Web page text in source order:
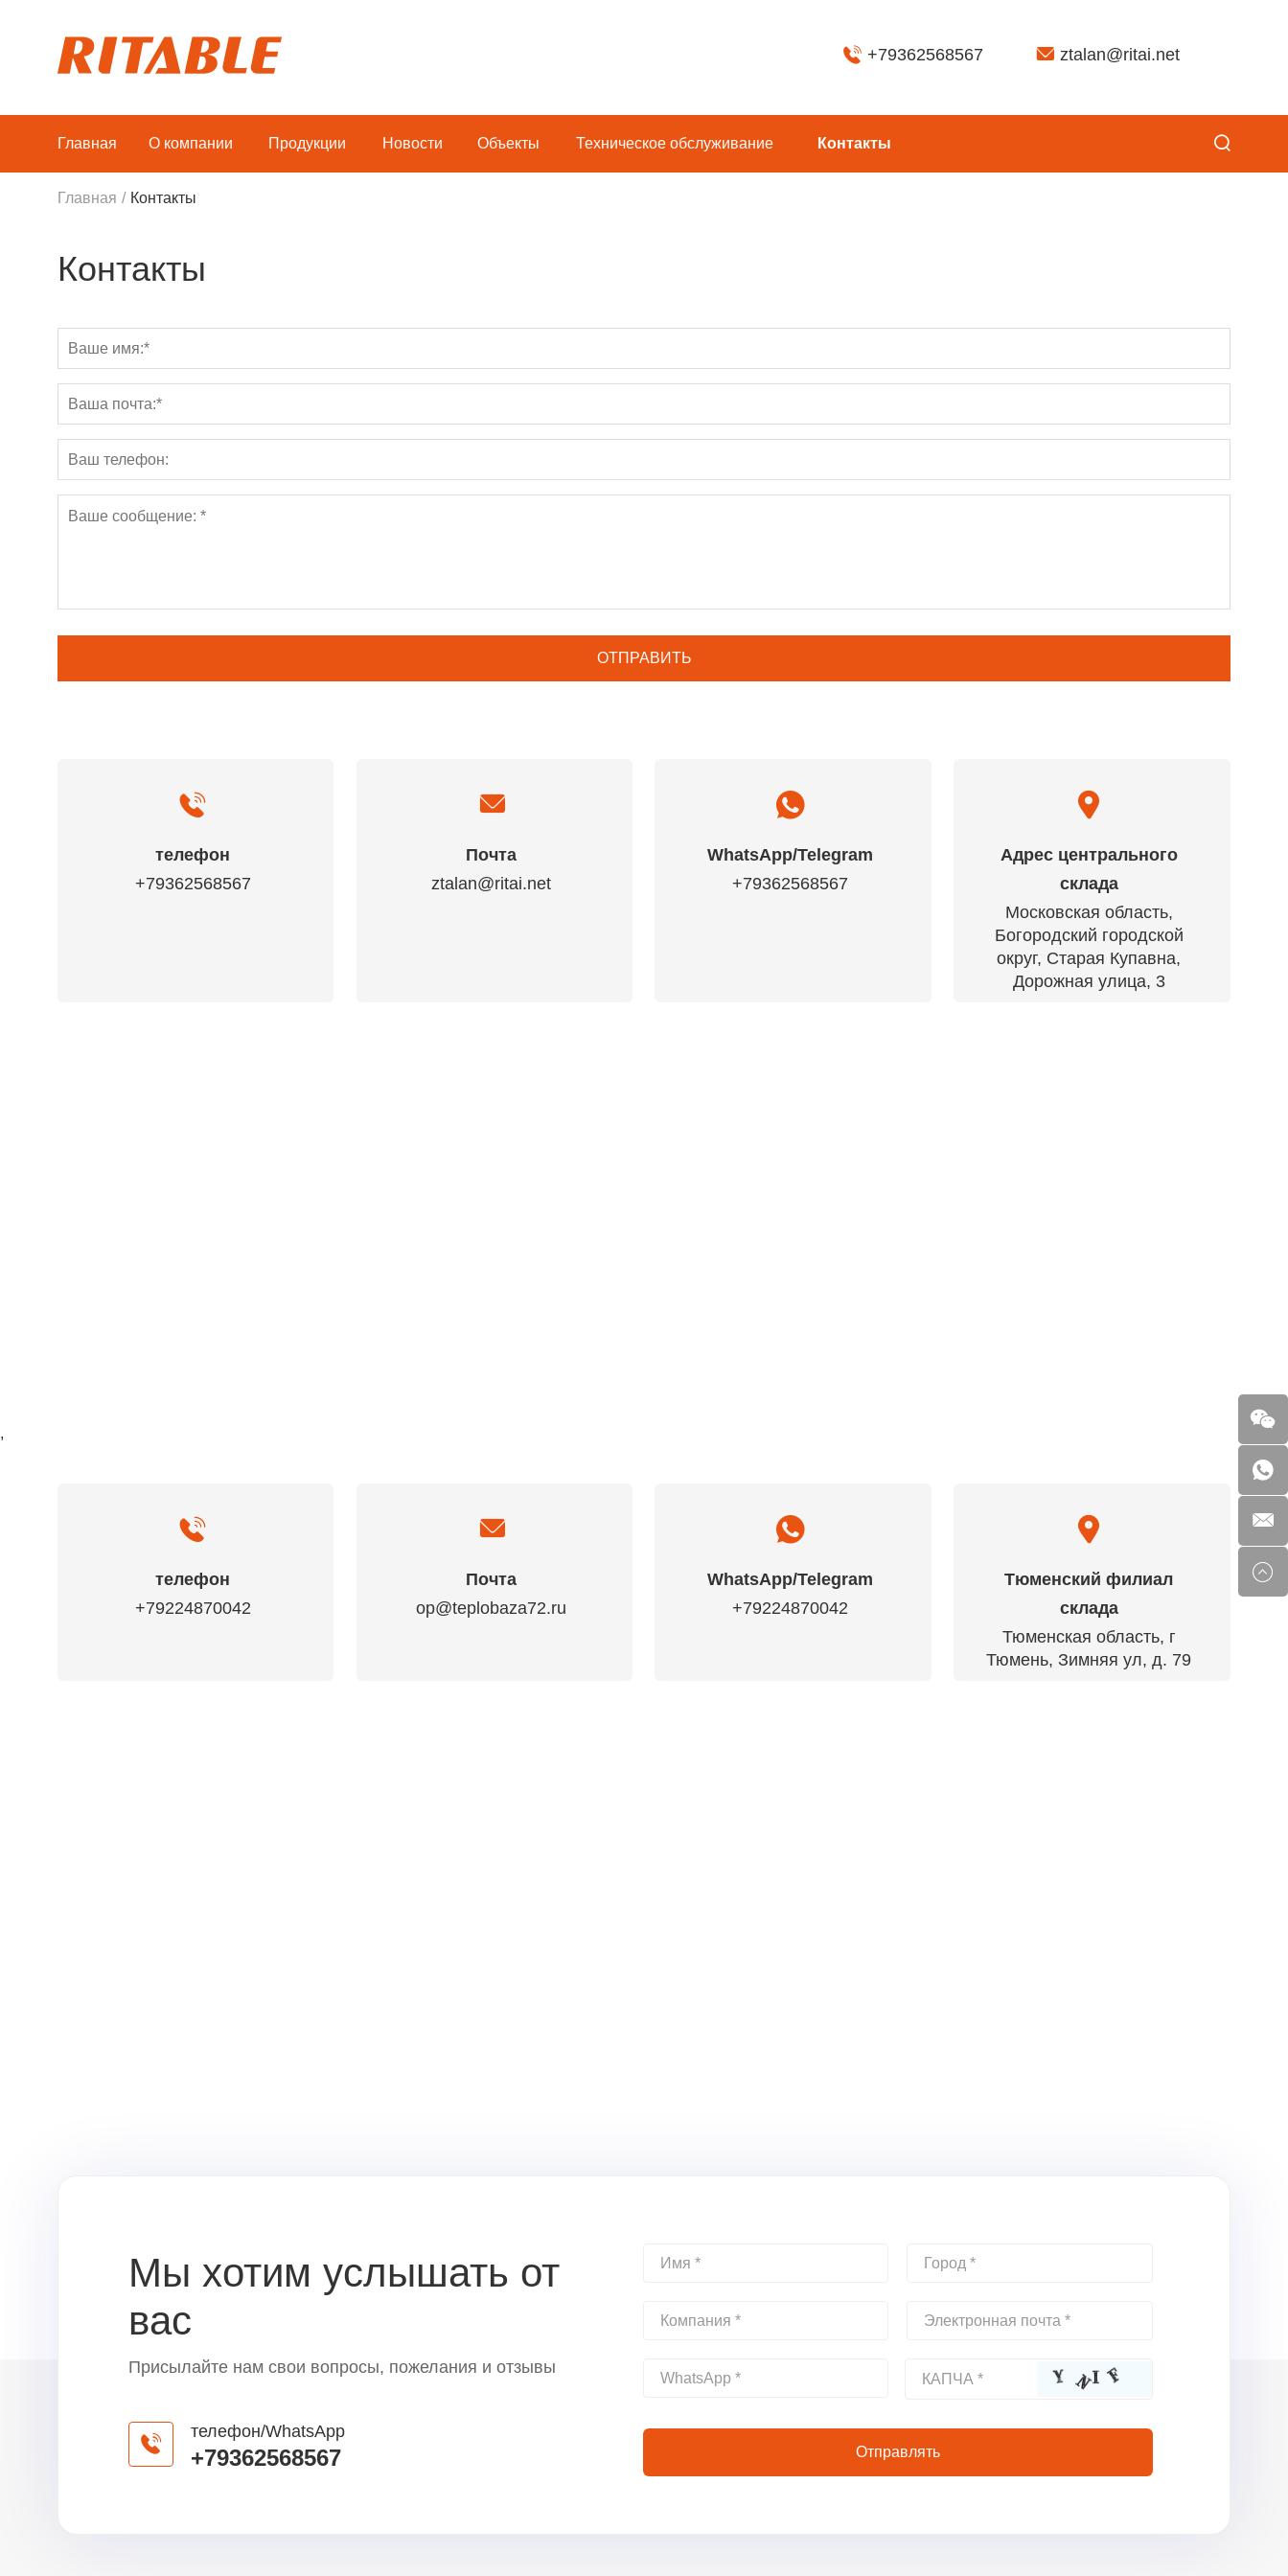
+79362568567 ztalan@ritai.net
Главная О компании Продукции Новости Объекты Техническoe обслуживание Контакты
Главная / Контакты
Контакты
телефон
+79362568567
Почта
ztalan@ritai.net
WhatsApp/Telegram
+79362568567
Адрес центрального
склада
Московская область,
Богородский городской
округ, Старая Купавна,
Дорожная улица, 3
,
телефон
+79224870042
Почта
op@teplobaza72.ru
WhatsApp/Telegram
+79224870042
Тюменский филиал
склада
Тюменская область, г
Тюмень, Зимняя ул, д. 79
Мы хотим услышать от
вас
Присылайте нам свои вопросы, пожелания и отзывы
телефон/WhatsApp
+79362568567